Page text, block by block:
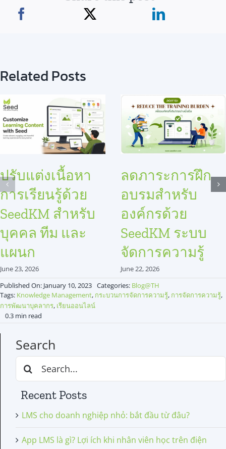
Related Posts
ปรับแต่งเนื้อหา
การเรียนรู้ด้วย
SeedKM สำหรับ
บุคคล ทีม และ
แผนก
June 23, 2026
ลดภาระการฝึก
อบรมสำหรับ
องค์กรด้วย
SeedKM ระบบ
จัดการความรู้
June 22, 2026
Published On: January 10, 2023 Categories: Blog@TH
Tags: Knowledge Management, กระบวนการจัดการความรู้, การจัดการความรู้,
การพัฒนาบุคลากร, เรียนออนไลน์
0.3 min read
Search
Search
for:
Recent Posts
LMS cho doanh nghiệp nhỏ: bắt đầu từ đâu?
App LMS là gì? Lợi ích khi nhân viên học trên điện